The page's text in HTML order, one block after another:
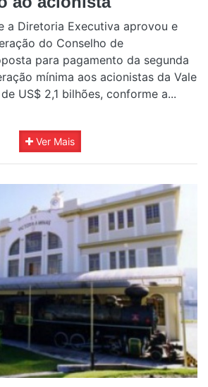
a Diretoria Executiva aprovou e
do Conselho de
para pagamento da segunda
mínima aos acionistas da Vale
US$ 2,1 bilhões, conforme a...
Ver Mais